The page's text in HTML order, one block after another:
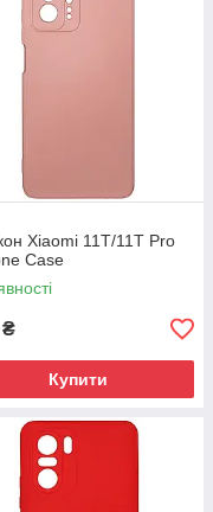
Xiaomi 11T/11T Pro
Case
₴
Купити